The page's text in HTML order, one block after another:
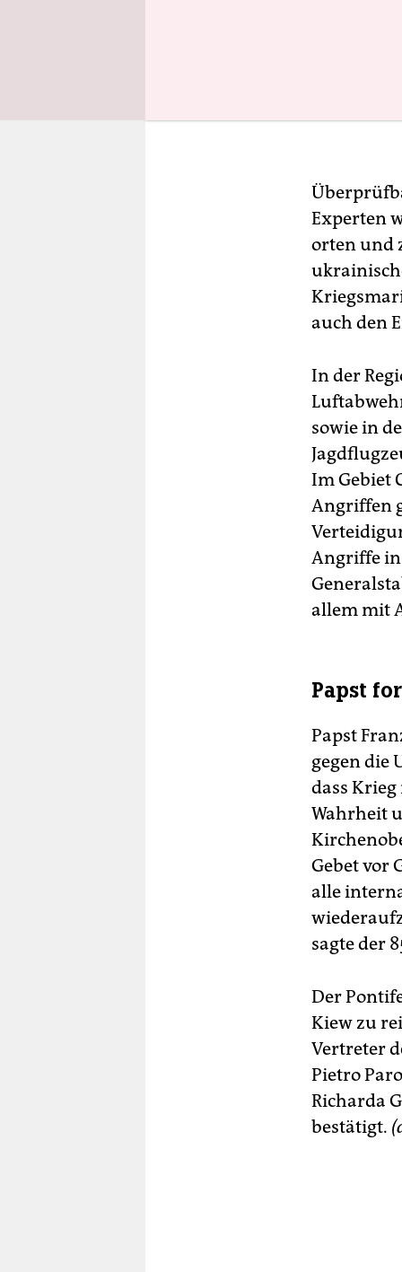
Experten
orten und
auch den
In der
sowie in
Im Gebiet
Angriffen
Angriffe
allem mit
Papst
Papst
gegen die
dass
Wahrheit
Gebet vor
alle
sagte der
Der
Kiew zu
Vertreter
Pietro
Richarda
bestätigt.